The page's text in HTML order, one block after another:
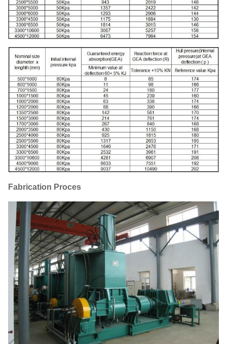
Fabrication Proces